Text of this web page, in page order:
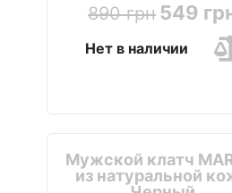
890 грн 549
Нет в наличии
Мужской клатч
из натуральной